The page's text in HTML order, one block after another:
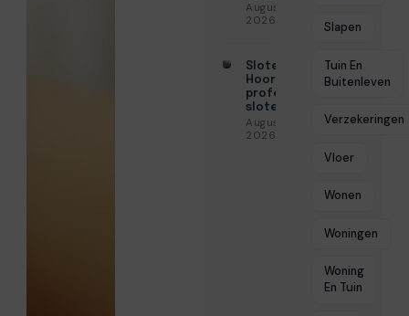
Augustus 3,
2026
Slotenmaker
Hoorn voor
professionele
slotenservice
Augustus 3,
2026
Slapen
Tuin En
Buitenleven
Verzekeringen
Vloer
Wonen
Woningen
Woning
En Tuin